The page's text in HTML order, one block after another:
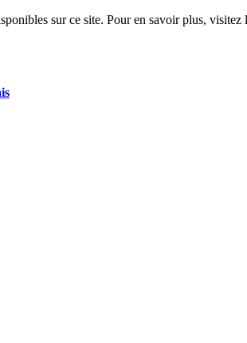
sur ce site. Pour en savoir plus,